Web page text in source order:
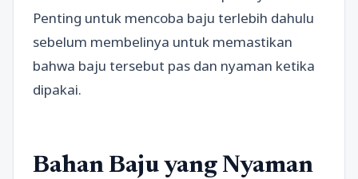
Penting untuk mencoba baju terlebih dahulu
sebelum membelinya untuk memastikan
bahwa baju tersebut pas dan nyaman ketika
dipakai.
Bahan Baju yang Nyaman